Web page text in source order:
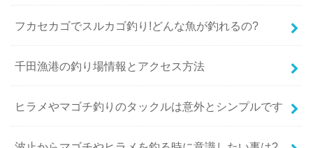
フカセカゴでスルカゴ釣り!どんな魚が釣れるの?
千田漁港の釣り場情報とアクセス方法
ヒラメやマゴチ釣りのタックルは意外とシンプルです